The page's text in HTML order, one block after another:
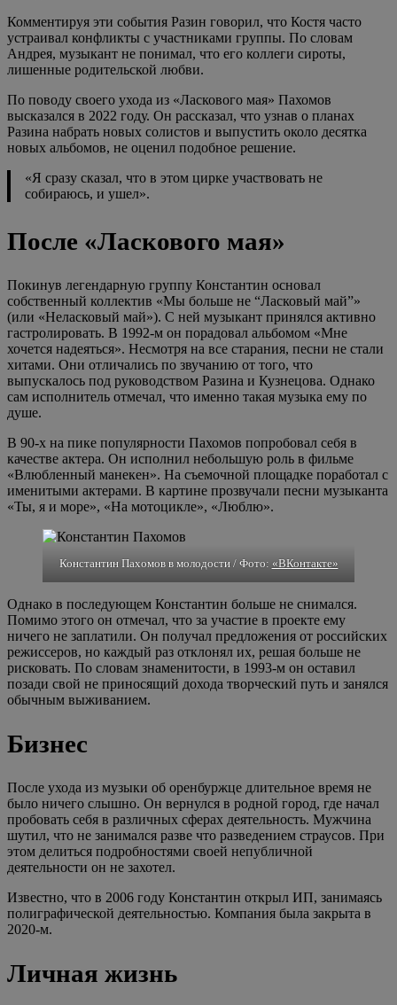
Комментируя эти события Разин говорил, что Костя часто
устраивал конфликты с участниками группы. По словам
Андрея, музыкант не понимал, что его коллеги сироты,
лишенные родительской любви.
По поводу своего ухода из «Ласкового мая» Пахомов
высказался в 2022 году. Он рассказал, что узнав о планах
Разина набрать новых солистов и выпустить около десятка
новых альбомов, не оценил подобное решение.
«Я сразу сказал, что в этом цирке участвовать не
собираюсь, и ушел».
После «Ласкового мая»
Покинув легендарную группу Константин основал
собственный коллектив «Мы больше не “Ласковый май”»
(или «Неласковый май»). С ней музыкант принялся активно
гастролировать. В 1992-м он порадовал альбомом «Мне
хочется надеяться». Несмотря на все старания, песни не стали
хитами. Они отличались по звучанию от того, что
выпускалось под руководством Разина и Кузнецова. Однако
сам исполнитель отмечал, что именно такая музыка ему по
душе.
В 90-х на пике популярности Пахомов попробовал себя в
качестве актера. Он исполнил небольшую роль в фильме
«Влюбленный манекен». На съемочной площадке поработал с
именитыми актерами. В картине прозвучали песни музыканта
«Ты, я и море», «На мотоцикле», «Люблю».
Константин Пахомов в молодости / Фото: «ВКонтакте»
Однако в последующем Константин больше не снимался.
Помимо этого он отмечал, что за участие в проекте ему
ничего не заплатили. Он получал предложения от российских
режиссеров, но каждый раз отклонял их, решая больше не
рисковать. По словам знаменитости, в 1993-м он оставил
позади свой не приносящий дохода творческий путь и занялся
обычным выживанием.
Бизнес
После ухода из музыки об оренбуржце длительное время не
было ничего слышно. Он вернулся в родной город, где начал
пробовать себя в различных сферах деятельность. Мужчина
шутил, что не занимался разве что разведением страусов. При
этом делиться подробностями своей непубличной
деятельности он не захотел.
Известно, что в 2006 году Константин открыл ИП, занимаясь
полиграфической деятельностью. Компания была закрыта в
2020-м.
Личная жизнь